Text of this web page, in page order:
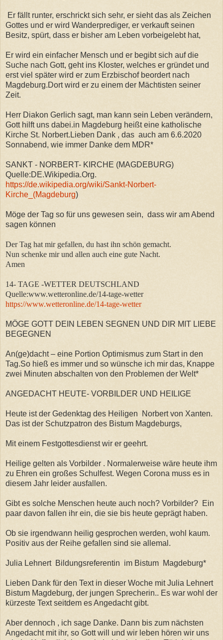
Er fällt runter, erschrickt sich sehr, er sieht das als Zeichen
Gottes und er wird Wanderprediger, er verkauft seinen
Besitz, spürt, dass er bisher am Leben vorbeigelebt hat,
Er wird ein einfacher Mensch und er begibt sich auf die
Suche nach Gott, geht ins Kloster, welches er gründet und
erst viel später wird er zum Erzbischof beordert nach
Magdeburg.Dort wird er zu einem der Mächtisten seiner
Zeit.
Herr Diakon Gerlich sagt, man kann sein Leben verändern,
Gott hilft uns dabei.in Magdeburg heißt eine katholische
Kirche St. Norbert.Lieben Dank , das auch am 6.6.2020
Sonnabend, wie immer Danke dem MDR*
SANKT - NORBERT- KIRCHE (MAGDEBURG)
Quelle:DE.Wikipedia.Org.
https://de.wikipedia.org/wiki/Sankt-Norbert-
Kirche_(Magdeburg)
Möge der Tag so für uns gewesen sein, dass wir am Abend
sagen können
Der Tag hat mir gefallen, du hast ihn schön gemacht.
Nun schenke mir und allen auch eine gute Nacht.
Amen
14- TAGE -WETTER DEUTSCHLAND
Quelle:www.wetteronline.de/14-tage-wetter
https://www.wetteronline.de/14-tage-wetter
MÖGE GOTT DEIN LEBEN SEGNEN UND DIR MIT LIEBE
BEGEGNEN
An(ge)dacht – eine Portion Optimismus zum Start in den
Tag.So hieß es immer und so wünsche ich mir das, Knappe
zwei Minuten abschalten von den Problemen der Welt*
ANGEDACHT HEUTE- VORBILDER UND HEILIGE
Heute ist der Gedenktag des Heiligen Norbert von Xanten.
Das ist der Schutzpatron des Bistum Magdeburgs,
Mit einem Festgottesdienst wir er geehrt.
Heilige gelten als Vorbilder . Normalerweise wäre heute ihm
zu Ehren ein großes Schulfest. Wegen Corona muss es in
diesem Jahr leider ausfallen.
Gibt es solche Menschen heute auch noch? Vorbilder? Ein
paar davon fallen ihr ein, die sie bis heute geprägt haben.
Ob sie irgendwann heilig gesprochen werden, wohl kaum.
Positiv aus der Reihe gefallen sind sie allemal.
Julia Lehnert Bildungsreferentin im Bistum Magdeburg*
Lieben Dank für den Text in dieser Woche mit Julia Lehnert
Bistum Magdeburg, der jungen Sprecherin.. Es war wohl der
kürzeste Text seitdem es Angedacht gibt.
Aber dennoch , ich sage Danke. Dann bis zum nächsten
Angedacht mit ihr, so Gott will und wir leben hören wir uns